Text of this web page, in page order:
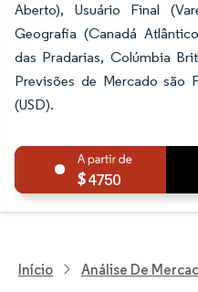
Aberto), Usuário Final
Geografia (Canadá
das Pradarias, Colúmbia
Previsões de Mercado são
(USD).
4750
Início Análise De